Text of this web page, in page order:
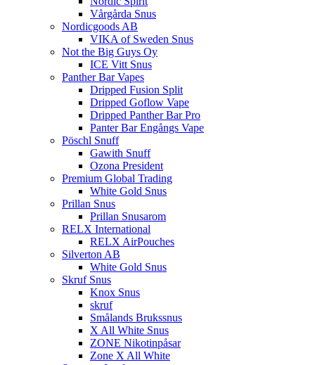
Vårgårda Snus
Nordicgoods AB
VIKA of Sweden Snus
Not the Big Guys Oy
ICE Vitt Snus
Panther Bar Vapes
Dripped Fusion Split
Dripped Goflow Vape
Dripped Panther Bar Pro
Panter Bar Engångs Vape
Pöschl Snuff
Gawith Snuff
Ozona President
Premium Global Trading
White Gold Snus
Prillan Snus
Prillan Snusarom
RELX International
RELX AirPouches
Silverton AB
White Gold Snus
Skruf Snus
Knox Snus
skruf
Smålands Brukssnus
X All White Snus
ZONE Nikotinpåsar
Zone X All White